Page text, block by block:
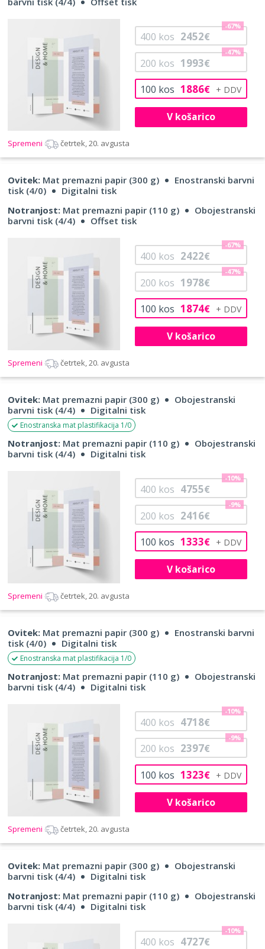
100 kos 1886€
200 kos 1993€
-47%
400 kos 2452€
-67%
V košarico
Spremeni četrtek, 20. avgusta
Ovitek: Mat premazni papir (300 g)
Enostranski barvni
tisk (4/0)
Digitalni tisk
Notranjost: Mat premazni papir (110 g)
Obojestranski
barvni tisk (4/4)
Offset tisk
100 kos 1874€
200 kos 1978€
-47%
400 kos 2422€
-67%
V košarico
Spremeni četrtek, 20. avgusta
Ovitek: Mat premazni papir (300 g)
Obojestranski
barvni tisk (4/4)
Digitalni tisk
Enostranska mat plastifikacija 1/0
Notranjost: Mat premazni papir (110 g)
Obojestranski
barvni tisk (4/4)
Digitalni tisk
100 kos 1333€
200 kos 2416€
-9%
400 kos 4755€
-10%
V košarico
Spremeni četrtek, 20. avgusta
Ovitek: Mat premazni papir (300 g)
Enostranski barvni
tisk (4/0)
Digitalni tisk
Enostranska mat plastifikacija 1/0
Notranjost: Mat premazni papir (110 g)
Obojestranski
barvni tisk (4/4)
Digitalni tisk
100 kos 1323€
200 kos 2397€
-9%
400 kos 4718€
-10%
V košarico
Spremeni četrtek, 20. avgusta
Ovitek: Mat premazni papir (300 g)
Obojestranski
barvni tisk (4/4)
Digitalni tisk
Notranjost: Mat premazni papir (110 g)
Obojestranski
barvni tisk (4/4)
Digitalni tisk
400 kos 4727€
-10%